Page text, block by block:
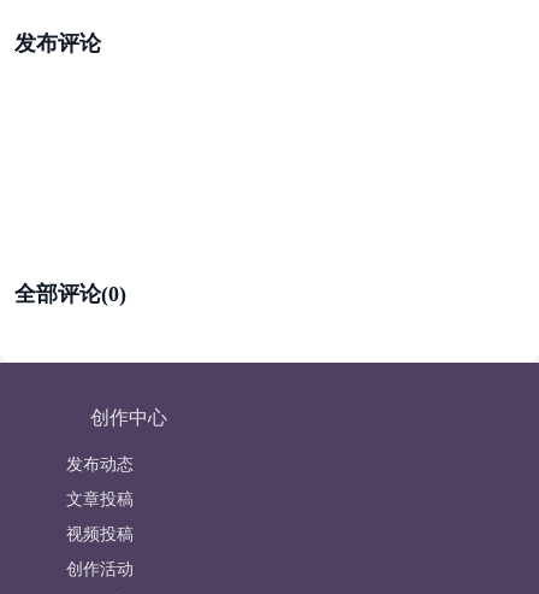
发布评论
全部评论(0)
创作中心
发布动态
文章投稿
视频投稿
创作活动